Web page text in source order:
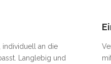
individuell an die
Langlebig und